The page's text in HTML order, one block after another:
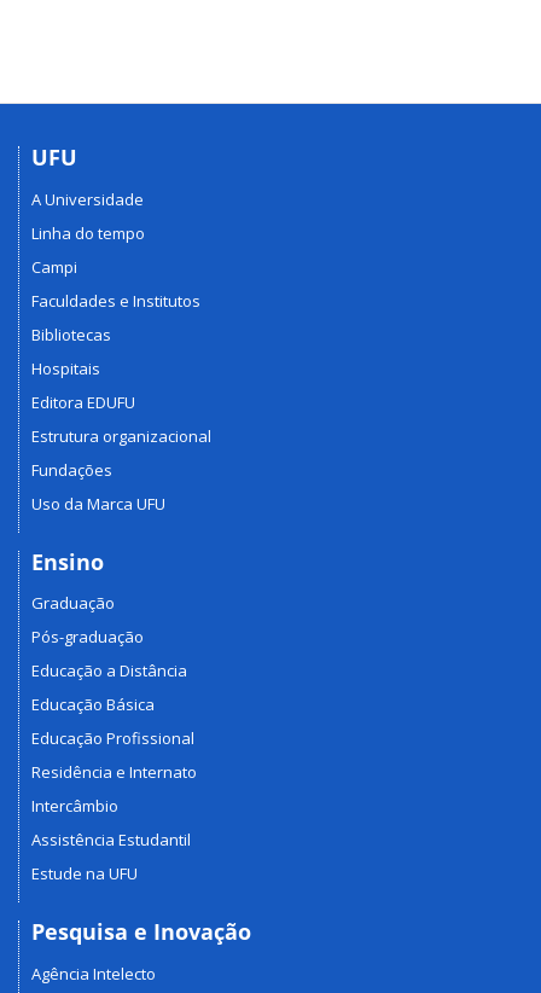
UFU
A Universidade
Linha do tempo
Campi
Faculdades e Institutos
Bibliotecas
Hospitais
Editora EDUFU
Estrutura organizacional
Fundações
Uso da Marca UFU
Ensino
Graduação
Pós-graduação
Educação a Distância
Educação Básica
Educação Profissional
Residência e Internato
Intercâmbio
Assistência Estudantil
Estude na UFU
Pesquisa e Inovação
Agência Intelecto